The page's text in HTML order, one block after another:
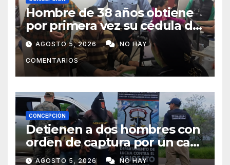
Hombre de 38 años obtiene
por primera vez su cédula de
identidad en Concepción
AGOSTO 5, 2026 NO HAY
COMENTARIOS
CONCEPCIÓN
Detienen a dos hombres con
orden de captura por un caso
de abigeato
AGOSTO 5, 2026 NO HAY